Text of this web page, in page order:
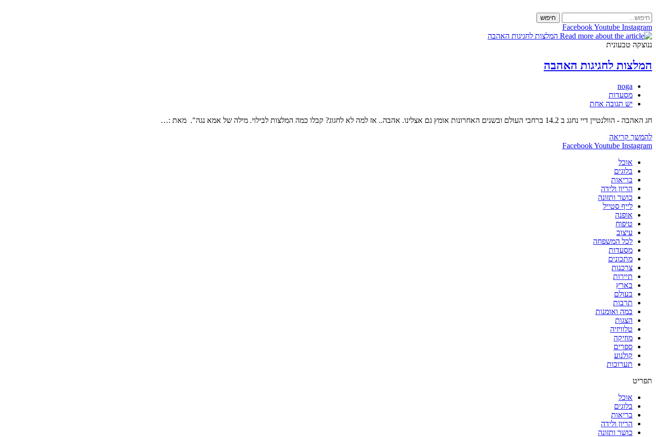
to
content
חיפוש
FacebookYoutube Instagram
ננוצקה טבעונית
המלצות לחגיגות האהבה
מחבר:
noga
קטגוריה:
מסעדות
תגובות:
יש תגובה אחת
חג האהבה - הוולנטיין דיי נחגג ב 14.2 ברחבי העולם ובשנים האחרונות אומץ גם אצלינו. אהבה.. אז למה לא לחגוג? קבלו כמה המלצות לבילוי. מילה של אמא נגה". מאת :…
להמשך קריאההמלצות
לחגיגותFacebookYoutube Instagram
אוכל
בלוגים
בריאות
הריון ולידה
כושר ותזונה
לייף סטייל
אופנה
טיפוח
עיצוב
לכל המשפחה
מסעדות
מתכונים
צרכנות
תיירות
בארץ
בעולם
תרבות
במה ואומנות
הצגות
טלוויזיה
מוזיקה
ספרים
קולנוע
תערוכות
תפריט
אוכל
בלוגים
בריאות
הריון ולידה
כושר ותזונה